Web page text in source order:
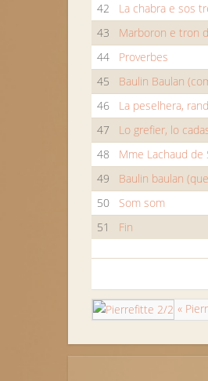
42
La chabra e sos
43
Marboron e tron
44
Proverbes
45
Baulin Baulan
46
La peselhera,
47
Lo grefier, lo
48
Mme Lachaud
49
Baulin baulan
50
Som som
51
Fin
«